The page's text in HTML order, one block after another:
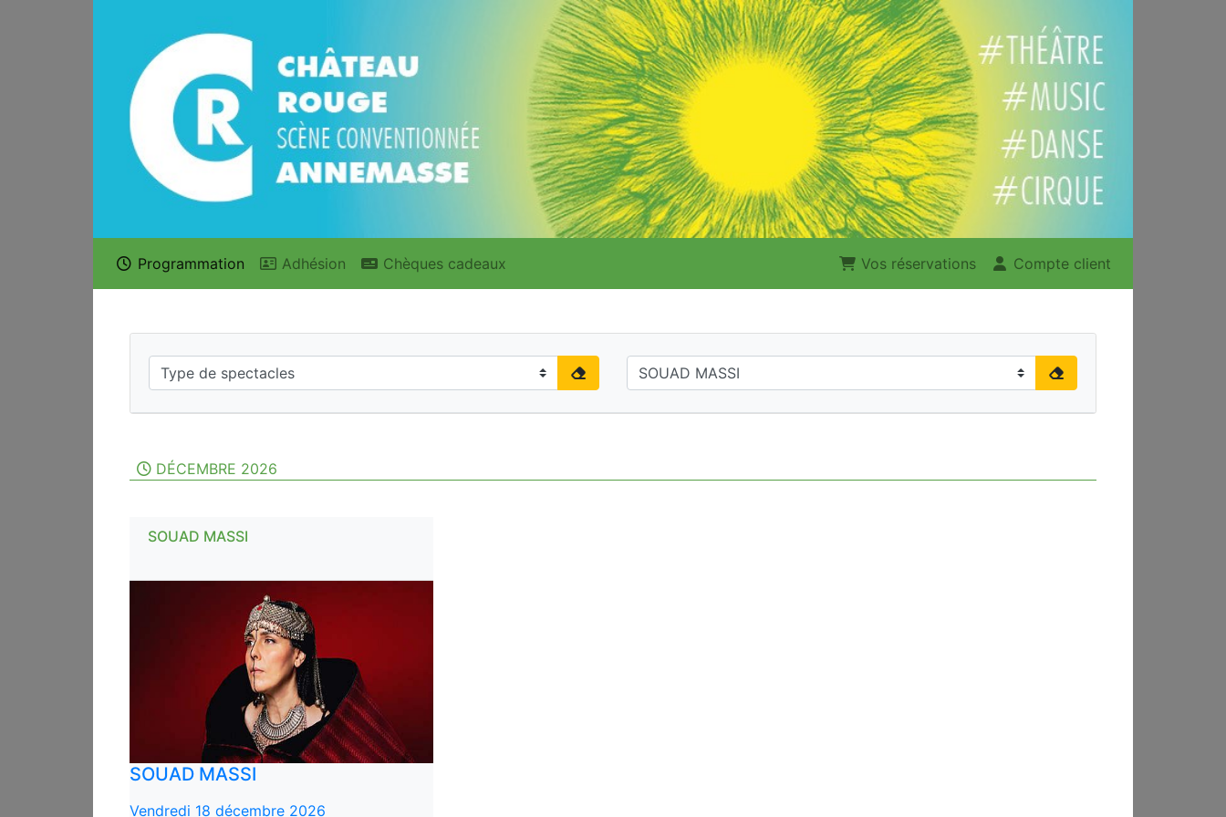
Programmation Adhésion Chèques cadeaux Vos réservations Compte client
DÉCEMBRE 2026
SOUAD MASSI
SOUAD MASSI
Vendredi 18 décembre 2026